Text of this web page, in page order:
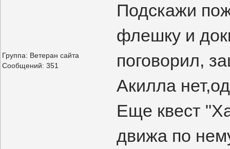
Группа: Ветеран сайта
Сообщений: 351
Подскажи
флешку и
поговорил,
Акилла
Еще квест
движа по